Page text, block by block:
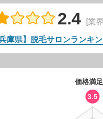
2.4 [業
兵庫県】脱毛サロンランキ
価格満
3.5